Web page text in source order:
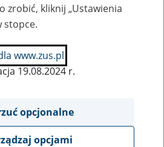
pozycje bazy
zrobić, kliknij „Ustawienia
stopce.
www.zus.pl
19.08.2024 r.
opcjonalne
opcjami